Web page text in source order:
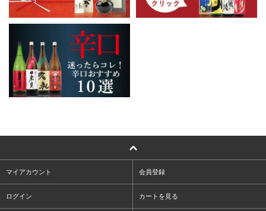
マイアカウント 会員登録
ログイン カートを見る